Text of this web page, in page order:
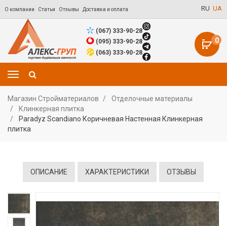
О компании Статьи Отзывы Доставка и оплата RU UA
0
(067) 333-90-28
(095) 333-90-28
(063) 333-90-28
Магазин Стройматериалов
Отделочные материалы
Клинкерная плитка
Paradyz Scandiano Коричневая Настенная Клинкерная
плитка
ОПИСАНИЕ ХАРАКТЕРИСТИКИ ОТЗЫВЫ